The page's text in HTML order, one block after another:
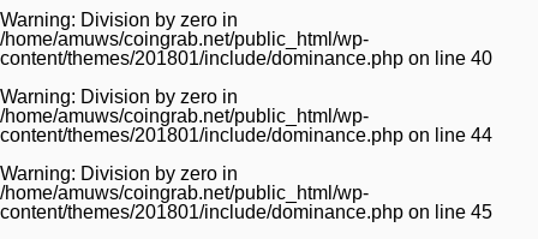
Warning: Division by zero in
/home/amuws/coingrab.net/public_html/wp-
content/themes/201801/include/dominance.php on line 40
Warning: Division by zero in
/home/amuws/coingrab.net/public_html/wp-
content/themes/201801/include/dominance.php on line 44
Warning: Division by zero in
/home/amuws/coingrab.net/public_html/wp-
content/themes/201801/include/dominance.php on line 45